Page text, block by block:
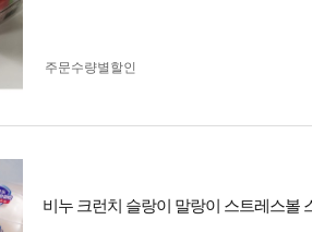
주문수량별할인
비누 크런치 슬랑이 말랑이 스트레스볼